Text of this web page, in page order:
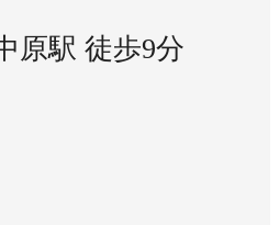
原駅 徒歩9分